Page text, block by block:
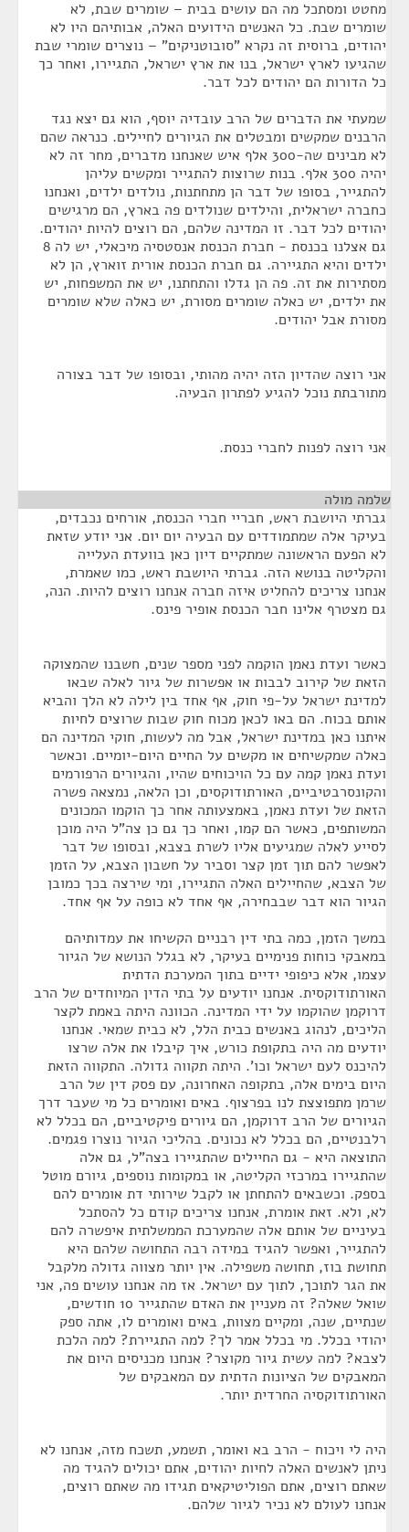
מחטט ומסתכל מה הם עושים בבית – שומרים שבת, לא
שומרים שבת. כל האנשים הידועים האלה, אבותיהם היו לא
יהודים, ברוסית זה נקרא "סובוטניקים" – נוצרים שומרי שבת
שהגיעו לארץ ישראל, בנו את ארץ ישראל, התגיירו, ואחר כך
כל הדורות הם יהודים לכל דבר.
שמעתי את הדברים של הרב עובדיה יוסף, הוא גם יצא נגד
הרבנים שמקשים ומבטלים את הגיורים לחיילים. כנראה שהם
לא מבינים שה-300 אלף איש שאנחנו מדברים, מחר זה לא
יהיה 300 אלף. בנות שרוצות להתגייר ומקשים עליהן
להתגייר, בסופו של דבר הן מתחתנות, נולדים ילדים, ואנחנו
כחברה ישראלית, והילדים שנולדים פה בארץ, הם מרגישים
יהודים לכל דבר. זו המדינה שלהם, הם רוצים להיות יהודים.
גם אצלנו בכנסת - חברת הכנסת אנסטסיה מיכאלי, יש לה 8
ילדים והיא התגיירה. גם חברת הכנסת אורית זוארץ, הן לא
מסתירות את זה. פה הן גדלו והתחתנו, יש את המשפחות, יש
את ילדים, יש כאלה שומרים מסורת, יש כאלה שלא שומרים
מסורת אבל יהודים.
אני רוצה שהדיון הזה יהיה מהותי, ובסופו של דבר בצורה
מתורבתת נוכל להגיע לפתרון הבעיה.
אני רוצה לפנות לחברי כנסת.
שלמה מולה
גברתי היושבת ראש, חבריי חברי הכנסת, אורחים נכבדים,
בעיקר אלה שמתמודדים עם הבעיה יום יום. אני יודע שזאת
לא הפעם הראשונה שמתקיים דיון כאן בוועדת העלייה
והקליטה בנושא הזה. גברתי היושבת ראש, כמו שאמרת,
אנחנו צריכים להחליט איזה חברה אנחנו רוצים להיות. הנה,
גם מצטרף אלינו חבר הכנסת אופיר פינס.
כאשר ועדת נאמן הוקמה לפני מספר שנים, חשבנו שהמצוקה
הזאת של קירוב לבבות או אפשרות של גיור לאלה שבאו
למדינת ישראל על-פי חוק, אף אחד בין לילה לא הלך והביא
אותם בכוח. הם באו לכאן מכוח חוק שבות שרוצים לחיות
איתנו כאן במדינת ישראל, אבל מה לעשות, חוקי המדינה הם
כאלה שמקשיחים או מקשים על החיים היום-יומיים. וכאשר
ועדת נאמן קמה עם כל הויכוחים שהיו, והגיורים הרפורמים
והקונסרבטיביים, האורתודוקסים, וכן הלאה, נמצאה פשרה
הזאת של ועדת נאמן, באמצעותה אחר כך הוקמו המכונים
המשותפים, כאשר הם קמו, ואחר כך גם כן צה"ל היה מוכן
לסייע לאלה שמגיעים אליו לשרת בצבא, ובסופו של דבר
לאפשר להם תוך זמן קצר וסביר על חשבון הצבא, על הזמן
של הצבא, שהחיילים האלה התגיירו, ומי שירצה בכך כמובן
הגיור הוא דבר שבבחירה, אף אחד לא כופה על אף אחד.
במשך הזמן, כמה בתי דין רבניים הקשיחו את עמדותיהם
במאבקי כוחות פנימיים בעיקר, לא בגלל הנושא של הגיור
עצמו, אלא כיפופי ידיים בתוך המערכת הדתית
האורתודוקסית. אנחנו יודעים על בתי הדין המיוחדים של הרב
דרוקמן שהוקמו על ידי המדינה. הכוונה היתה באמת לקצר
הליכים, לנהוג באנשים כבית הלל, לא כבית שמאי. אנחנו
יודעים מה היה בתקופת כורש, איך קיבלו את אלה שרצו
להיכנס לעם ישראל וכו'. היתה תקווה גדולה. התקווה הזאת
היום בימים אלה, בתקופה האחרונה, עם פסק דין של הרב
שרמן מתפוצצת לנו בפרצוף. באים ואומרים כל מי שעבר דרך
הגיורים של הרב דרוקמן, הם גיורים פיקטיביים, הם בכלל לא
רלבנטיים, הם בכלל לא נכונים. בהליכי הגיור נוצרו פגמים.
התוצאה היא - גם החיילים שהתגיירו בצה"ל, גם אלה
שהתגיירו במרכזי הקליטה, או במקומות נוספים, גיורם מוטל
בספק. וכשבאים להתחתן או לקבל שירותי דת אומרים להם
לא, ולא. זאת אומרת, אנחנו צריכים קודם כל להסתכל
בעיניים של אותם אלה שהמערכת הממשלתית איפשרה להם
להתגייר, ואפשר להגיד במידה רבה התחושה שלהם היא
תחושת בוז, תחושה משפילה. אין יותר מצווה גדולה מלקבל
את הגר לתוכך, לתוך עם ישראל. אז מה אנחנו עושים פה, אני
שואל שאלה? זה מעניין את האדם שהתגייר 10 חודשים,
שנתיים, שנה, ומקיים מצוות, באים ואומרים לו, אתה ספק
יהודי בכלל. מי בכלל אמר לך? למה התגיירת? למה הלכת
לצבא? למה עשית גיור מקוצר? אנחנו מכניסים היום את
המאבקים של הציונות הדתית עם המאבקים של
האורתודוקסיה החרדית יותר.
היה לי ויכוח - הרב בא ואומר, תשמע, תשכח מזה, אנחנו לא
ניתן לאנשים האלה לחיות יהודים, אתם יכולים להגיד מה
שאתם רוצים, אתם הפוליטיקאים תגידו מה שאתם רוצים,
אנחנו לעולם לא נכיר לגיור שלהם.